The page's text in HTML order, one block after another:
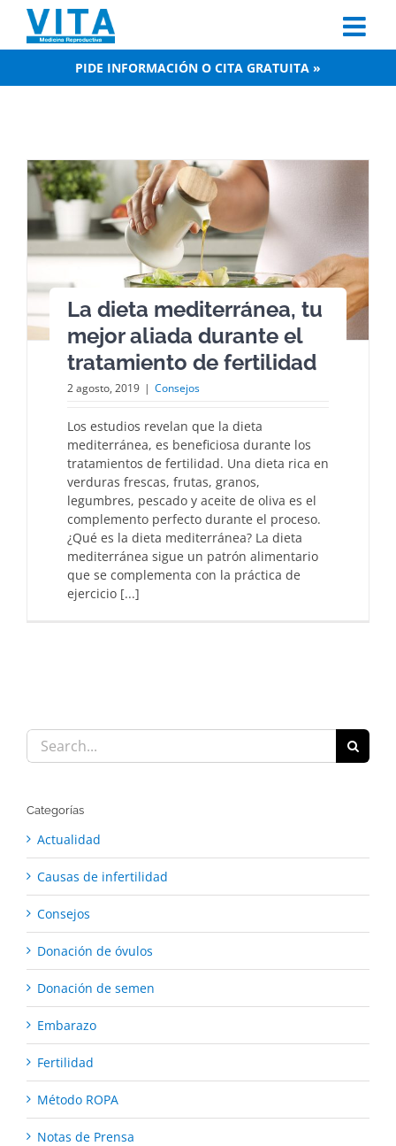
content
PIDE INFORMACIÓN O CITA GRATUITA »
La dieta mediterránea, tu
mejor aliada durante el
tratamiento de fertilidad
2 agosto, 2019 | Consejos
Los estudios revelan que la dieta
mediterránea, es beneficiosa durante los
tratamientos de fertilidad. Una dieta rica en
verduras frescas, frutas, granos,
legumbres, pescado y aceite de oliva es el
complemento perfecto durante el proceso.
¿Qué es la dieta mediterránea? La dieta
mediterránea sigue un patrón alimentario
que se complementa con la práctica de
ejercicio [...]
Search
for:
Categorías
Actualidad
Causas de infertilidad
Consejos
Donación de óvulos
Donación de semen
Embarazo
Fertilidad
Método ROPA
Notas de Prensa